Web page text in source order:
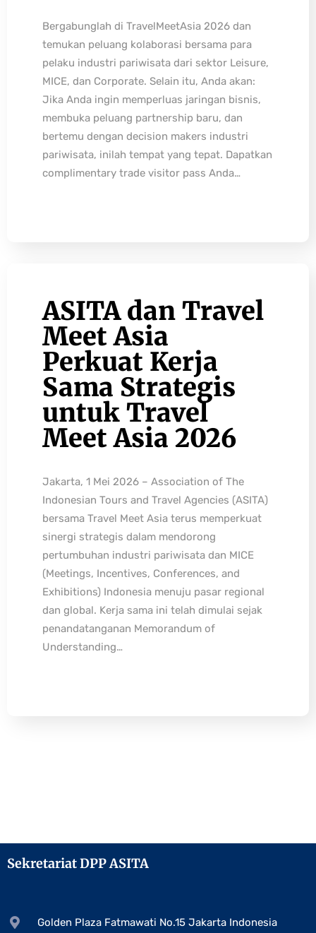
Bergabunglah di TravelMeetAsia 2026 dan
temukan peluang kolaborasi bersama para
pelaku industri pariwisata dari sektor Leisure,
MICE, dan Corporate. Selain itu, Anda akan:
Jika Anda ingin memperluas jaringan bisnis,
membuka peluang partnership baru, dan
bertemu dengan decision makers industri
pariwisata, inilah tempat yang tepat. Dapatkan
complimentary trade visitor pass Anda…
ASITA dan Travel
Meet Asia
Perkuat Kerja
Sama Strategis
untuk Travel
Meet Asia 2026
Jakarta, 1 Mei 2026 – Association of The
Indonesian Tours and Travel Agencies (ASITA)
bersama Travel Meet Asia terus memperkuat
sinergi strategis dalam mendorong
pertumbuhan industri pariwisata dan MICE
(Meetings, Incentives, Conferences, and
Exhibitions) Indonesia menuju pasar regional
dan global. Kerja sama ini telah dimulai sejak
penandatanganan Memorandum of
Understanding…
Sekretariat DPP ASITA
Golden Plaza Fatmawati No.15 Jakarta Indonesia